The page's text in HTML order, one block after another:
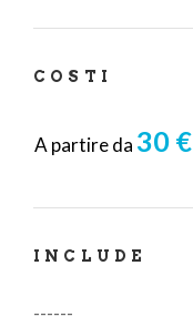
COSTI
A partire da 30 €
INCLUDE
------